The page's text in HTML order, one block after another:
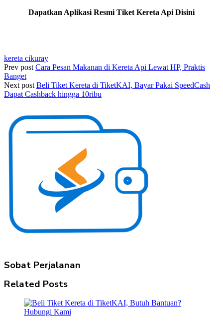
Dapatkan Aplikasi Resmi Tiket Kereta Api Disini
kereta cikuray
Prev post Cara Pesan Makanan di Kereta Api Lewat HP, Praktis
Banget
Next post Beli Tiket Kereta di TiketKAI, Bayar Pakai SpeedCash
Dapat Cashback hingga 10ribu
Sobat Perjalanan
Related Posts